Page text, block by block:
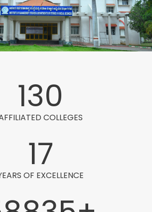
130
COLLEGES
17
OF EXCELLENCE